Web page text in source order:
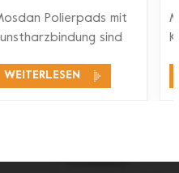
Kunstharzbindung und
Klettverschluss
Mosdan Polierpads mit
Kunstharzbindung sind
Bodenpoliermaschinen
WEITERLESEN